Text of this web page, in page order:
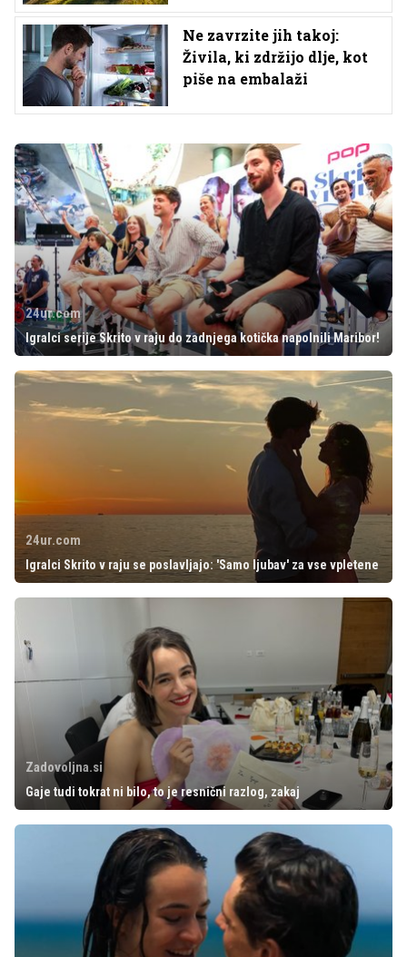
Ne zavrzite jih takoj:
Živila, ki zdržijo dlje, kot
piše na embalaži
24ur.com
Igralci serije Skrito v raju do zadnjega kotička napolnili Maribor!
24ur.com
Igralci Skrito v raju se poslavljajo: 'Samo ljubav' za vse vpletene
Zadovoljna.si
Gaje tudi tokrat ni bilo, to je resnični razlog, zakaj